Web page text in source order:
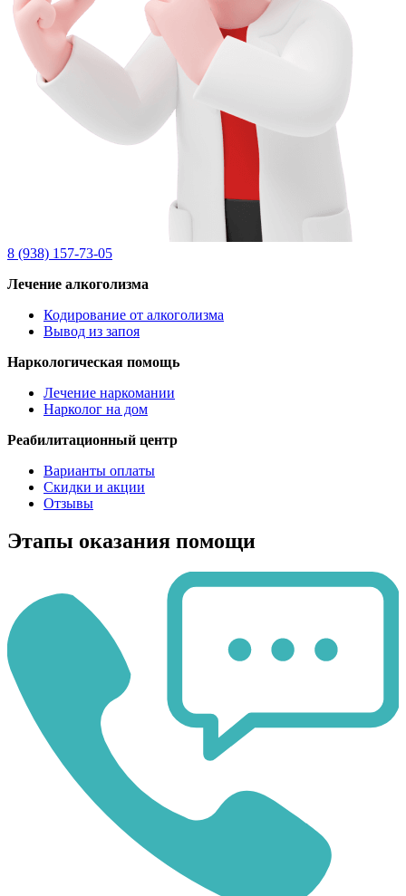
8 (938) 157-73-05
Лечение алкоголизма
Кодирование от алкоголизма
Вывод из запоя
Наркологическая помощь
Лечение наркомании
Нарколог на дом
Реабилитационный центр
Варианты оплаты
Скидки и акции
Отзывы
Этапы оказания помощи